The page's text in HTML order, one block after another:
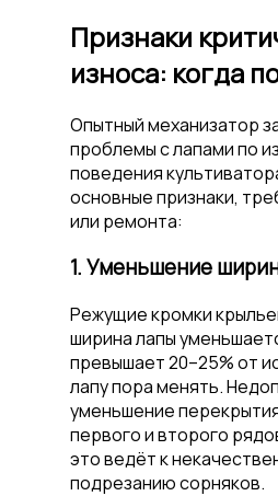
Признаки
износа: когда
Опытный механизатор
проблемы с лапами по
поведения
основные признаки,
или ремонта:
1. Уменьшение
Режущие кромки
ширина лапы
превышает 20–25% от
лапу пора менять.
уменьшение
первого и второго
это ведёт к
подрезанию сорняков.